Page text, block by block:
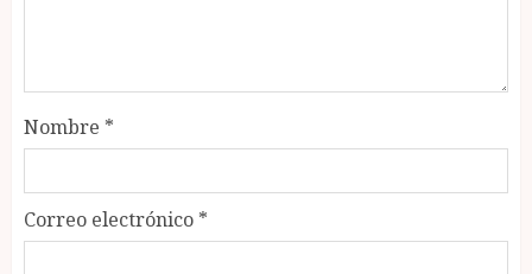
Nombre *
Correo electrónico *